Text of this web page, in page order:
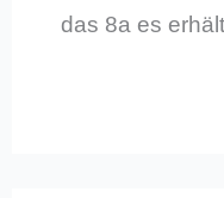
das 8a es erhält